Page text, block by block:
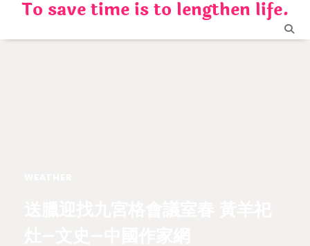
content
To save time is to lengthen life.